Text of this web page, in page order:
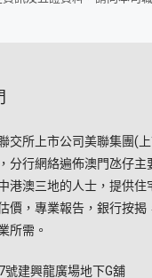
交所上市公司美聯集團(
分行網絡遍佈澳門氹仔主
港澳三地的人士，提供
價，專業報告，銀行按
所需。
號建興龍廣場地下G舖